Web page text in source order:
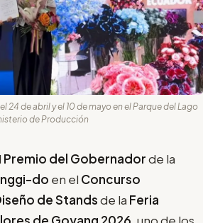
24 de abril y el 10 de mayo en el Parque del Lago
de Producción
Premio del Gobernadorde la
do en el Concurso
de Standsde la Feria